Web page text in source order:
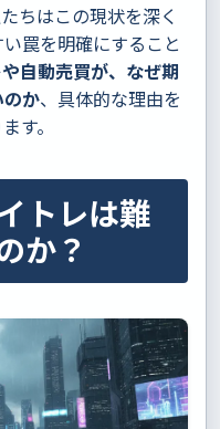
ちはこの現状を深く
罠を明確にすること
自動売買が、なぜ期
か、具体的な理由を
す。
トレは難
か？